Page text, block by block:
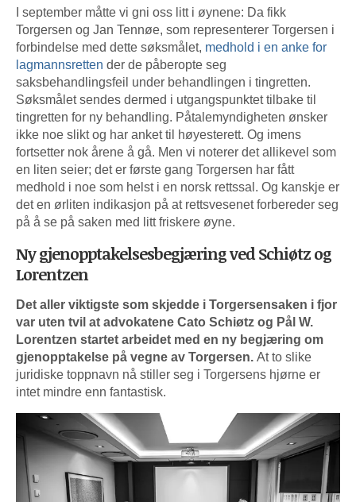
I september måtte vi gni oss litt i øynene: Da fikk
Torgersen og Jan Tennøe, som representerer Torgersen i
forbindelse med dette søksmålet, medhold i en anke for
lagmannsretten der de påberopte seg
saksbehandlingsfeil under behandlingen i tingretten.
Søksmålet sendes dermed i utgangspunktet tilbake til
tingretten for ny behandling. Påtalemyndigheten ønsker
ikke noe slikt og har anket til høyesterett. Og imens
fortsetter nok årene å gå. Men vi noterer det allikevel som
en liten seier; det er første gang Torgersen har fått
medhold i noe som helst i en norsk rettssal. Og kanskje er
det en ørliten indikasjon på at rettsvesenet forbereder seg
på å se på saken med litt friskere øyne.
Ny gjenopptakelsesbegjæring ved Schiøtz og
Lorentzen
Det aller viktigste som skjedde i Torgersensaken i fjor
var uten tvil at advokatene Cato Schiøtz og Pål W.
Lorentzen startet arbeidet med en ny begjæring om
gjenopptakelse på vegne av Torgersen. At to slike
juridiske toppnavn nå stiller seg i Torgersens hjørne er
intet mindre enn fantastisk.